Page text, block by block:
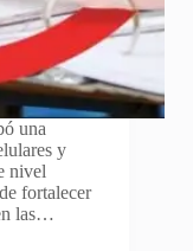
una
y
nivel
fortalecer
las…